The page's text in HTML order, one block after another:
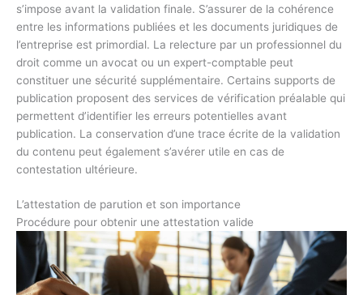
s’impose avant la validation finale. S’assurer de la cohérence
entre les informations publiées et les documents juridiques de
l’entreprise est primordial. La relecture par un professionnel du
droit comme un avocat ou un expert-comptable peut
constituer une sécurité supplémentaire. Certains supports de
publication proposent des services de vérification préalable qui
permettent d’identifier les erreurs potentielles avant
publication. La conservation d’une trace écrite de la validation
du contenu peut également s’avérer utile en cas de
contestation ultérieure.
L’attestation de parution et son importance
Procédure pour obtenir une attestation valide